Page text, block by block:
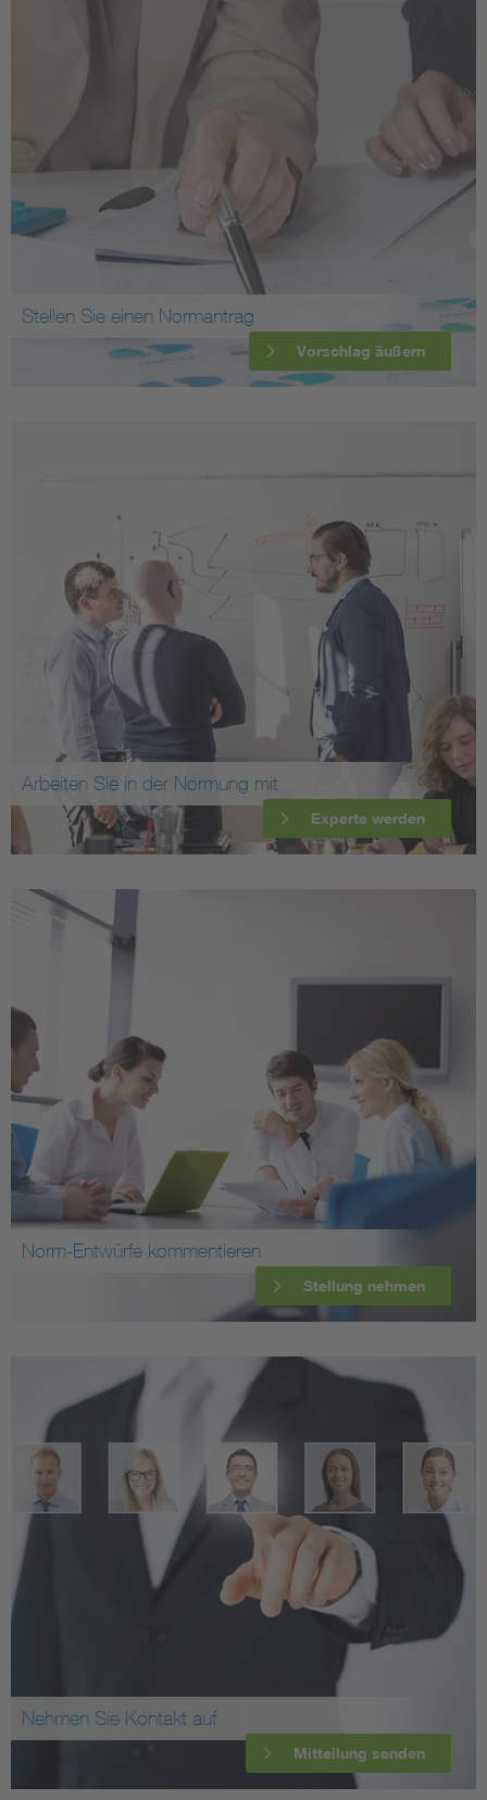
Stellen Sie einen Normantrag
Vorschlag äußern
Arbeiten Sie in der Normung mit
Experte werden
Norm-Entwürfe kommentieren
Stellung nehmen
Nehmen Sie Kontakt auf
Mitteilung senden